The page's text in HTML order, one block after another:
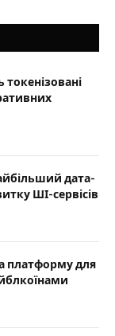
токенізовані
дата-
ШІ-сервісів
платформу для